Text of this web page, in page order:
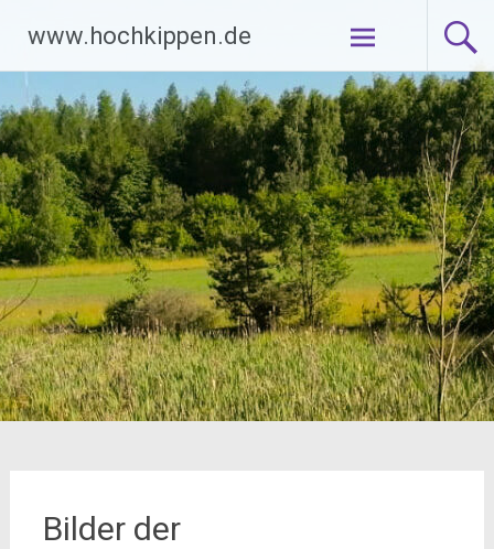
Inhalt
springen
www.hochkippen.de
Bilder der